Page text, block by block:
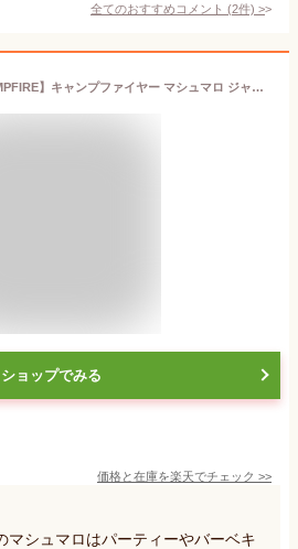
全てのおすすめコメント (2件) >
≪2袋セット≫【CAMPFIRE】キャンプファイヤー マシュマロ ジャイアントロースターズ 793g×2袋セット 大容量！ ビッグサイズ！ ◆ キャンプ・アウトドア・BBQ・パーティー等にイチオシ♪◆ Giant Roasters お菓子 おやつ【costco コストコ】★送料無料★
ショップでみる
価格と在庫を楽天でチェック >>
マシュマロはパーティーやバーベキ